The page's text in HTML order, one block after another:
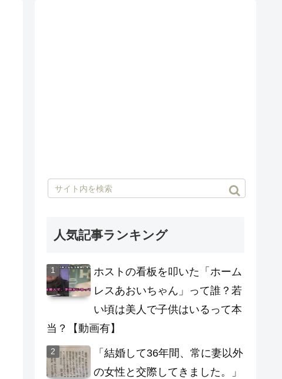
人気記事ランキング
ホストの看板を叩いた「ホーム
レスあおいちゃん」って誰？若
い頃は美人で子供はいるって本
当？【動画有】
「結婚して36年間、常に妻以外
の女性と交際してきました。」